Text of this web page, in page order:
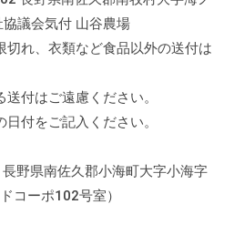
議会気付 山谷農場
、衣類など食品以外の送付は
はご遠慮ください。
をご記入ください。
野県南佐久郡小海町大字小海字
コーポ102号室）